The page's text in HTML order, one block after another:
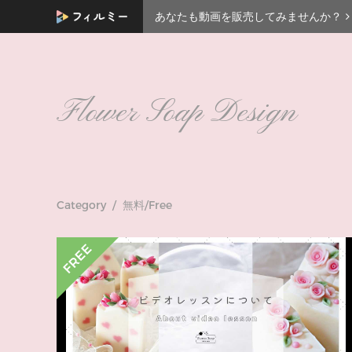
あなたも動画を販売してみませんか？
Flower Soap Design
Category / 無料/Free